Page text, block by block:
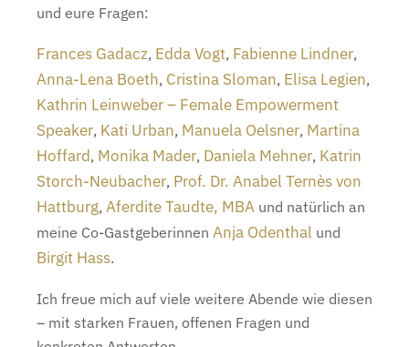
und eure Fragen:
Frances Gadacz, Edda Vogt, Fabienne Lindner,
Anna-Lena Boeth, Cristina Sloman, Elisa Legien,
Kathrin Leinweber – Female Empowerment
Speaker, Kati Urban, Manuela Oelsner, Martina
Hoffard, Monika Mader, Daniela Mehner, Katrin
Storch-Neubacher, Prof. Dr. Anabel Ternès von
Hattburg, Aferdite Taudte, MBA und natürlich an
meine Co-Gastgeberinnen Anja Odenthal und
Birgit Hass.
Ich freue mich auf viele weitere Abende wie diesen
– mit starken Frauen, offenen Fragen und